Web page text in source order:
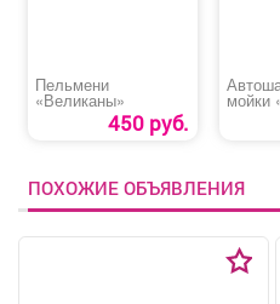
Пельмени
«Великаны»
450 руб.
мойки
ПОХОЖИЕ ОБЪЯВЛЕНИЯ